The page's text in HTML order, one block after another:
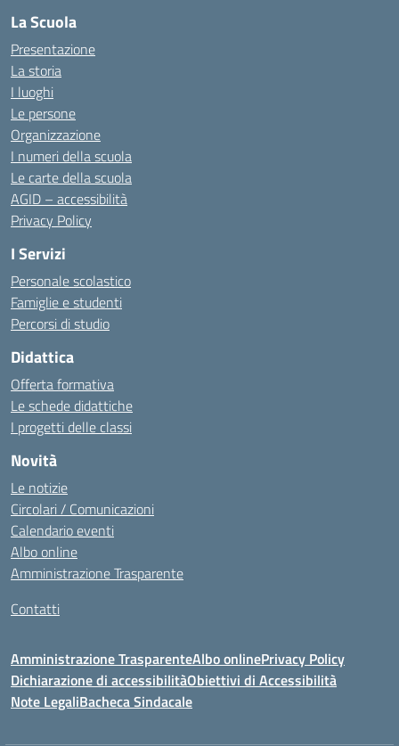
La Scuola
Presentazione
La storia
I luoghi
Le persone
Organizzazione
I numeri della scuola
Le carte della scuola
AGID – accessibilità
Privacy Policy
I Servizi
Personale scolastico
Famiglie e studenti
Percorsi di studio
Didattica
Offerta formativa
Le schede didattiche
I progetti delle classi
Novità
Le notizie
Circolari / Comunicazioni
Calendario eventi
Albo online
Amministrazione Trasparente
Contatti
Amministrazione TrasparenteAlbo onlinePrivacy Policy
Dichiarazione di accessibilitàObiettivi di Accessibilità
Note LegaliBacheca Sindacale